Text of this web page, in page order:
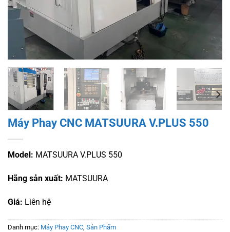
Máy Phay CNC MATSUURA V.PLUS 550
Model: MATSUURA V.PLUS 550
Hãng sản xuất: MATSUURA
Giá: Liên hệ
Danh mục: Máy Phay CNC Sản Phẩm